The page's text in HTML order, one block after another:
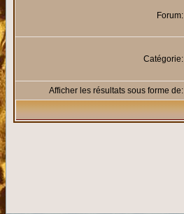
Forum:
Catégorie:
Afficher les résultats sous forme de: